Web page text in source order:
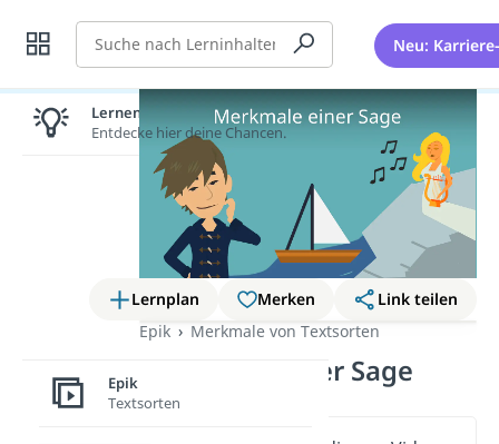
Suche Neu:
Lernplan Merken
Link teilen
Epik
Merkmale von Textsorten
Merkmale einer Sage
Lernen lohnt sich!
Entdecke hier deine Chancen.
Epik
Textsorten